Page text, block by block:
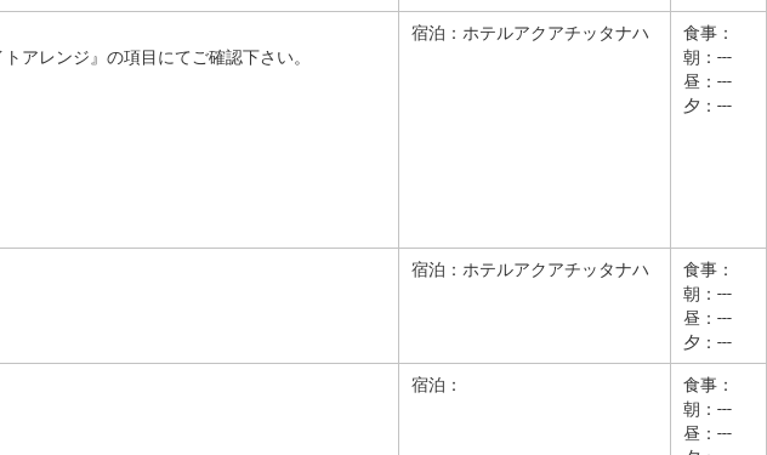
アレンジ』の項目にてご確認下さい。
宿泊： ホテルアクアチッタナハ
食事：
朝：---
昼：---
夕：---
宿泊： ホテルアクアチッタナハ
食事：
朝：---
昼：---
夕：---
宿泊：
食事：
朝：---
昼：---